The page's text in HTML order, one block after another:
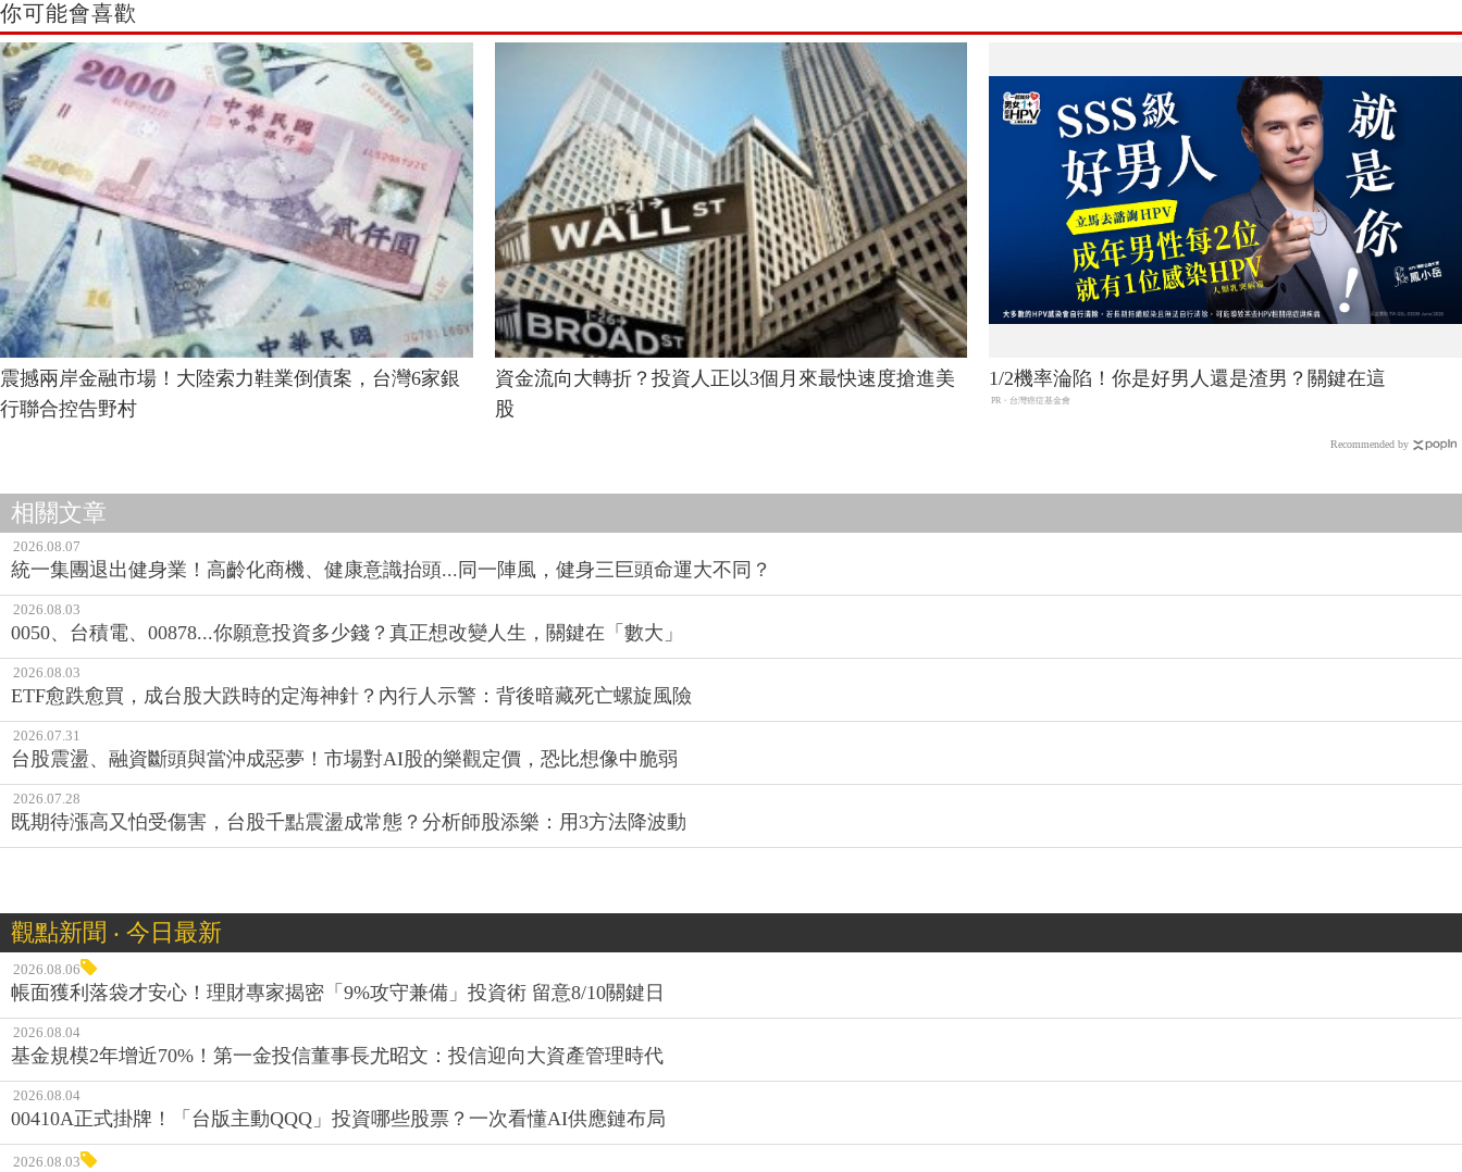
你可能會喜歡
震撼兩岸金融市場！大陸索力鞋業倒債案，台灣6家銀
行聯合控告野村
資金流向大轉折？投資人正以3個月來最快速度搶進美
股
1/2機率淪陷！你是好男人還是渣男？關鍵在這
PR・台灣癌症基金會
Recommended by
相關文章
2026.08.07
統一集團退出健身業！高齡化商機、健康意識抬頭...同一陣風，健身三巨頭命運大不同？
2026.08.03
0050、台積電、00878...你願意投資多少錢？真正想改變人生，關鍵在「數大」
2026.08.03
ETF愈跌愈買，成台股大跌時的定海神針？內行人示警：背後暗藏死亡螺旋風險
2026.07.31
台股震盪、融資斷頭與當沖成惡夢！市場對AI股的樂觀定價，恐比想像中脆弱
2026.07.28
既期待漲高又怕受傷害，台股千點震盪成常態？分析師股添樂：用3方法降波動
觀點新聞 ‧ 今日最新
2026.08.06
帳面獲利落袋才安心！理財專家揭密「9%攻守兼備」投資術 留意8/10關鍵日
2026.08.04
基金規模2年增近70%！第一金投信董事長尤昭文：投信迎向大資產管理時代
2026.08.04
00410A正式掛牌！「台版主動QQQ」投資哪些股票？一次看懂AI供應鏈布局
2026.08.03